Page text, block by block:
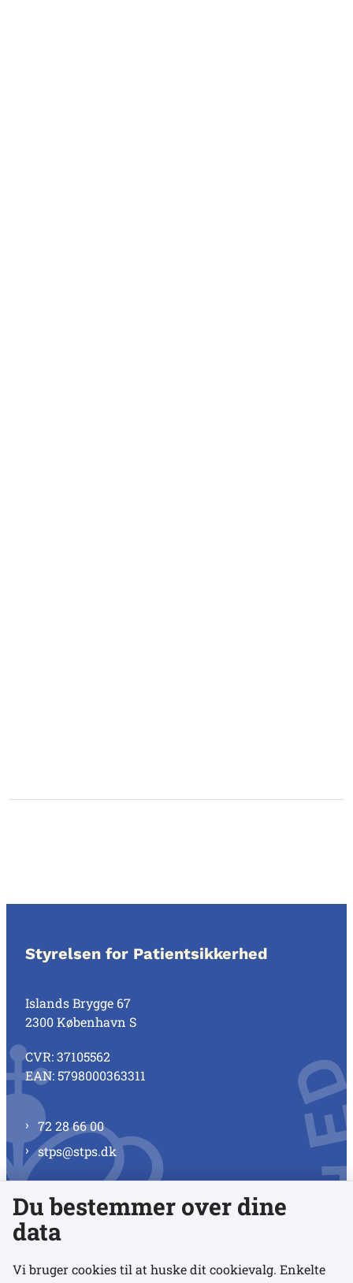
Styrelsen for Patientsikkerhed
Islands Brygge 67
2300 København S
CVR: 37105562
EAN: 5798000363311
72 28 66 00
stps@stps.dk
Se alle kontaktnumre
Du bestemmer over dine
data
Vi bruger cookies til at huske dit cookievalg. Enkelte